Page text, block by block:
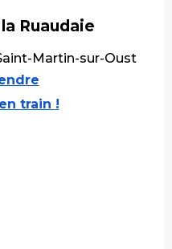
Ruaudaie
Martin-sur-Oust
train !